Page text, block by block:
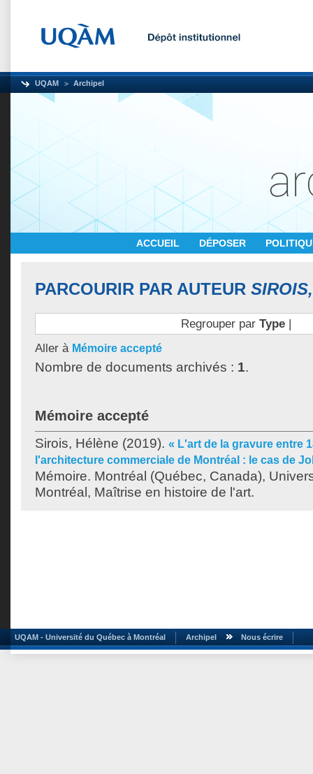
UQAM Archipel
ACCUEIL DÉPOSER
PARCOURIR PAR AUTEUR
Regrouper par Type|
Aller à Mémoire accepté
Nombre de documents archivés : 1.
Mémoire accepté
Sirois, Hélène (2019). « L'art de la gravure entre
l'architecture commerciale de Montréal : le cas de
Mémoire. Montréal (Québec, Canada),
Montréal, Maîtrise en histoire de l'art.
UQAM - Université du Québec à Montréal Archipel Nous écrire